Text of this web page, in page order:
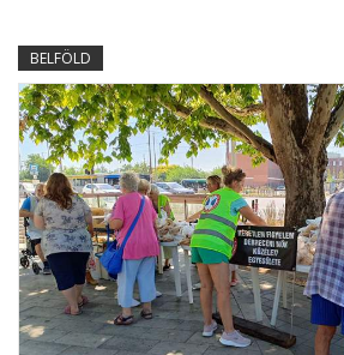
BELFÖLD